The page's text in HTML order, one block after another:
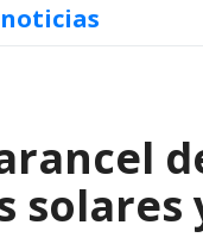
solares